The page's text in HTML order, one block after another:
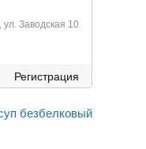
ул. Заводская 10
Регистрация
безбелковый